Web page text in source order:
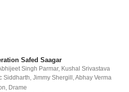
Safed Saagar
Singh Parmar, Kushal Srivastava
Siddharth,Jimmy Shergill ,Abhay Verma
, Drame